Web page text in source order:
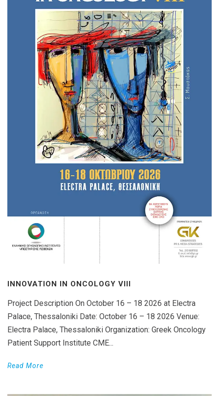
INNOVATION IN ONCOLOGY VΙIΙ
Project Description On October 16 – 18 2026 at Electra
Palace, Thessaloniki Date: October 16 – 18 2026 Venue:
Electra Palace, Thessaloniki Organization: Greek Oncology
Patient Support Institute CME...
Read More